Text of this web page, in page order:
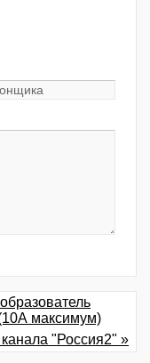
максимум)
канала "Россия2" »